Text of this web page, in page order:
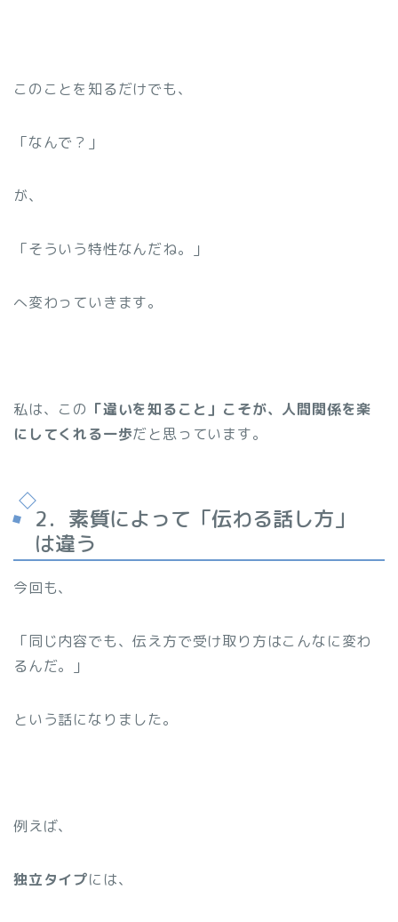
このことを知るだけでも、
「なんで？」
が、
「そういう特性なんだね。」
へ変わっていきます。
私は、この 「違いを知ること」こそが、人間関係を楽
にしてくれる一歩だと思っています。
2．素質によって「伝わる話し方」
は違う
今回も、
「同じ内容でも、伝え方で受け取り方はこんなに変わ
るんだ。」
という話になりました。
例えば、
独立タイプには、